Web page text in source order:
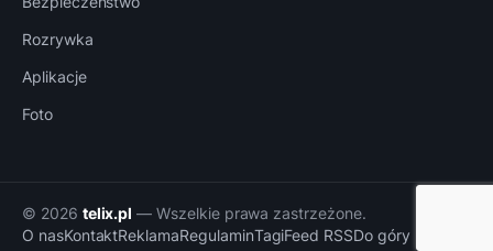
Rozrywka
Aplikacje
Foto
© 2026 telix.pl — Wszelkie prawa zastrzeżone.
O nasKontaktReklamaRegulaminTagiFeed RSSDo góry ↑